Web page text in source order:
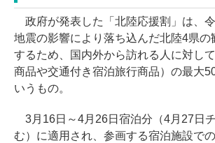
政府が発表した「北陸応援割」は、
地震の影響により落ち込んだ北陸4県の
するため、国内外から訪れる人に対し
商品や交通付き宿泊旅行商品）の最大
いうもの。
3月16日～4月26日宿泊分（4月27日
む）に適用され、参画する宿泊施設で